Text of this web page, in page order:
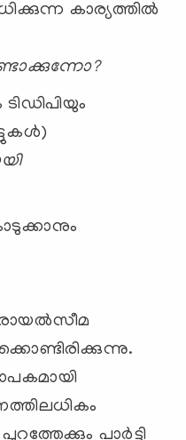
കാര്യത്തില്‍
രായല്‍സീമ
പാര്‍ട്ടി